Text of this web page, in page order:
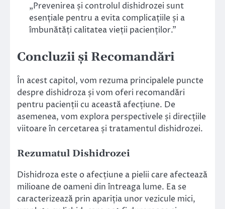
„Prevenirea și controlul dishidrozei sunt
esențiale pentru a evita complicațiile și a
îmbunătăți calitatea vieții pacienților.”
Concluzii și Recomandări
În acest capitol, vom rezuma principalele puncte
despre dishidroza și vom oferi recomandări
pentru pacienții cu această afecțiune. De
asemenea, vom explora perspectivele și direcțiile
viitoare în cercetarea și tratamentul dishidrozei.
Rezumatul Dishidrozei
Dishidroza este o afecțiune a pielii care afectează
milioane de oameni din întreaga lume. Ea se
caracterizează prin apariția unor vezicule mici,